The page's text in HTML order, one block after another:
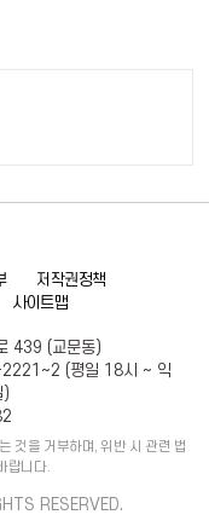
저작권정책
사이트맵
439 (교문동)
(평일 18시 ~ 익
)
것을 거부하며, 위반 시 관련 법
랍니다.
RESERVED.